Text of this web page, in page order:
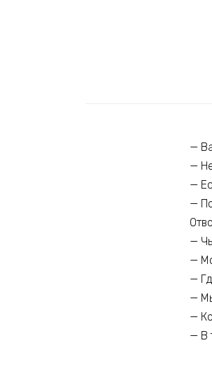
—
—
—
—
—
—
—
—
—
— В